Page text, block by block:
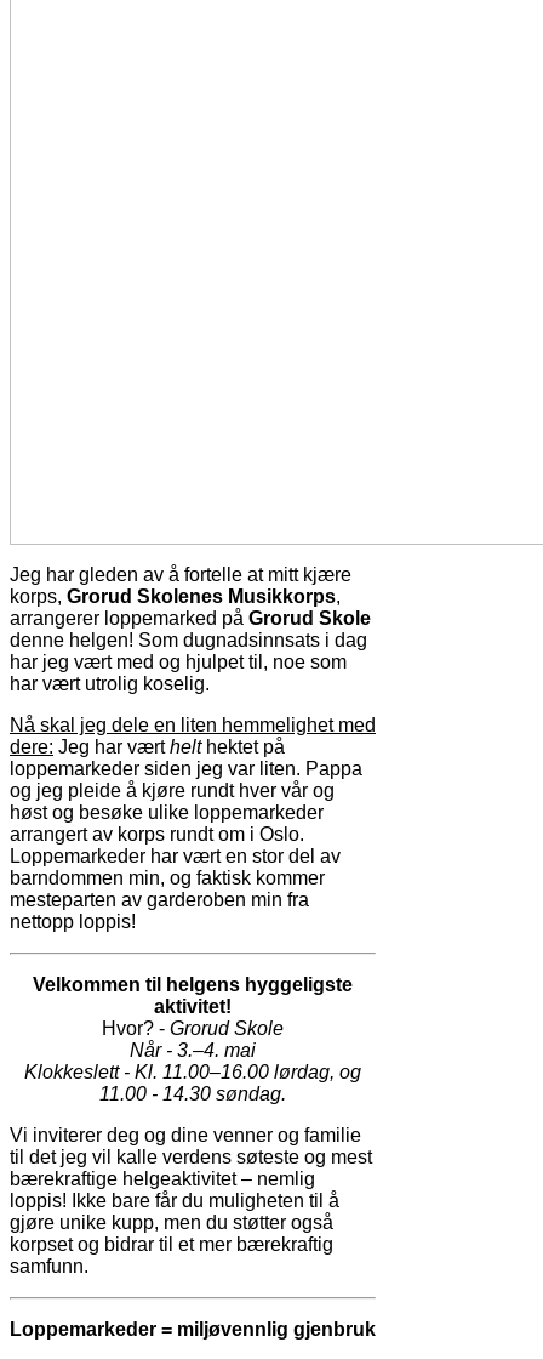
Jeg har gleden av å fortelle at mitt kjære
korps, Grorud Skolenes Musikkorps,
arrangerer loppemarked på Grorud Skole
denne helgen! Som dugnadsinnsats i dag
har jeg vært med og hjulpet til, noe som
har vært utrolig koselig.
Nå skal jeg dele en liten hemmelighet med
dere: Jeg har værthelthektet på
loppemarkeder siden jeg var liten. Pappa
og jeg pleide å kjøre rundt hver vår og
høst og besøke ulike loppemarkeder
arrangert av korps rundt om i Oslo.
Loppemarkeder har vært en stor del av
barndommen min, og faktisk kommer
mesteparten av garderoben min fra
nettopp loppis!
Velkommen til helgens hyggeligste
aktivitet!
Hvor? -Grorud Skole
Når - 3.–4. mai
Klokkeslett - Kl. 11.00–16.00 lørdag, og
11.00 - 14.30 søndag.
Vi inviterer deg og dine venner og familie
til det jeg vil kalle verdens søteste og mest
bærekraftige helgeaktivitet – nemlig
loppis! Ikke bare får du muligheten til å
gjøre unike kupp, men du støtter også
korpset og bidrar til et mer bærekraftig
samfunn.
Loppemarkeder = miljøvennlig gjenbruk